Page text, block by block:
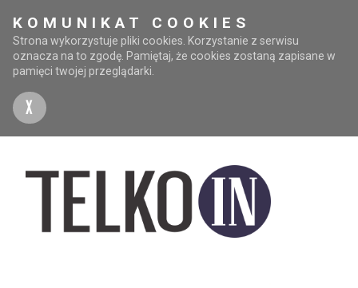
KOMUNIKAT COOKIES
Strona wykorzystuje pliki cookies. Korzystanie z serwisu
oznacza na to zgodę. Pamiętaj, że cookies zostaną zapisane w
pamięci twojej przeglądarki.
X